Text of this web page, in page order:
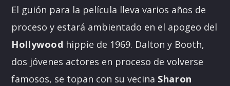
El guión para la película lleva varios años de
proceso y estará ambientado en el apogeo del
Hollywood hippie de 1969. Dalton y Booth,
dos jóvenes actores en proceso de volverse
famosos, se topan con su vecina Sharon